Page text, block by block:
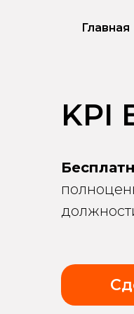
Главная
KPI